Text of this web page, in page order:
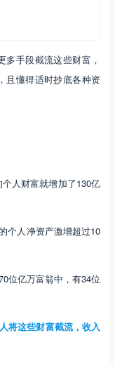
多手段截流这些财富，
且懂得适时抄底各种资
人财富就增加了130亿
个人净资产激增超过10
位亿万富翁中，有34位
将这些财富截流，收入